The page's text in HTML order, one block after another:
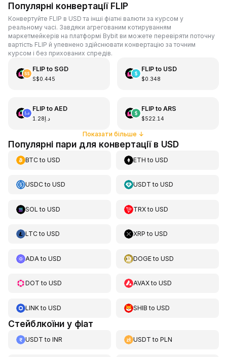
Популярні конвертації FLIP
Конвертуйте FLIP в USD та інші фіатні валюти за курсом у
реальному часі. Завдяки агрегованим котируванням
маркетмейкерів на платформі Bybit ви можете перевіряти поточну
вартість FLIP й упевнено здійснювати конвертацію за точним
курсом і без прихованих спредів.
FLIPto SGD
S$0.445
FLIPto USD
$0.348
FLIPto AED
د.إ1.28
FLIPto ARS
$522.14
Показати більше ↓
Популярні пари для конвертації в USD
BTCto USD ETH toUSD
USDCto USD USDT toUSD
SOL to USD TRXtoUSD
LTCto USD XRP toUSD
ADA to USD DOGEtoUSD
DOT to USD AVAXtoUSD
LINKto USD SHIB toUSD
Стейблкоїни у фіат
USDT to INR USDT toPLN